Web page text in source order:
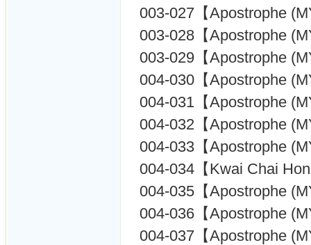
003-027【Apostrophe
003-028【Apostrophe
003-029【Apostrophe
004-030【Apostrophe
004-031【Apostrophe
004-032【Apostrophe
004-033【Apostrophe
004-034【Kwai Chai
004-035【Apostrophe
004-036【Apostrophe
004-037【Apostrophe